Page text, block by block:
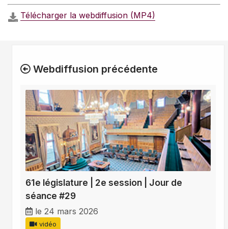
Télécharger la webdiffusion (MP4)
Webdiffusion précédente
61e législature | 2e session | Jour de
séance #29
le 24 mars 2026
vidéo